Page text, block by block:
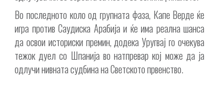
Во последното коло од групната фаза, Капе Верде ќе
игра против Саудиска Арабија и ќе има реална шанса
да освои историски премин, додека Уругвај го очекува
тежок дуел со Шпанија во натпревар кој може да ја
одлучи нивната судбина на Светското првенство.